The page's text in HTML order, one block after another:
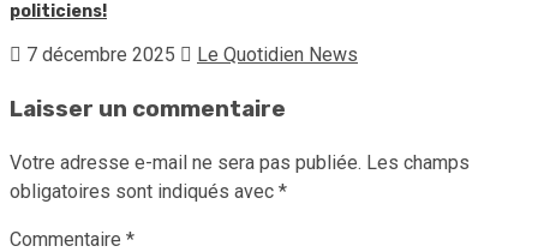
politiciens!
7 décembre 2025 Le Quotidien News
Laisser un commentaire
Votre adresse e-mail ne sera pas publiée. Les champs
obligatoires sont indiqués avec *
Commentaire *